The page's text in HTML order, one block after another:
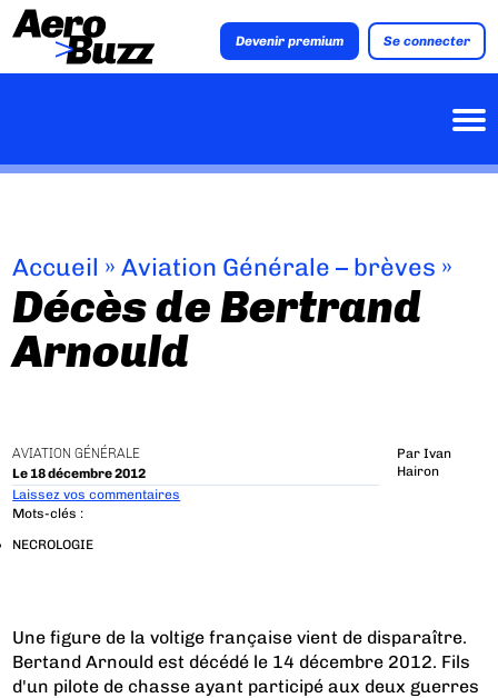
Devenir premium Se connecter
Accueil »Aviation Générale – brèves »
Décès de Bertrand
Arnould
AVIATION GÉNÉRALE
Le 18 décembre 2012
Par Ivan
Hairon
Laissez vos commentaires
Mots-clés :
NECROLOGIE
Une figure de la voltige française vient de disparaître.
Bertand Arnould est décédé le 14 décembre 2012. Fils
d'un pilote de chasse ayant participé aux deux guerres